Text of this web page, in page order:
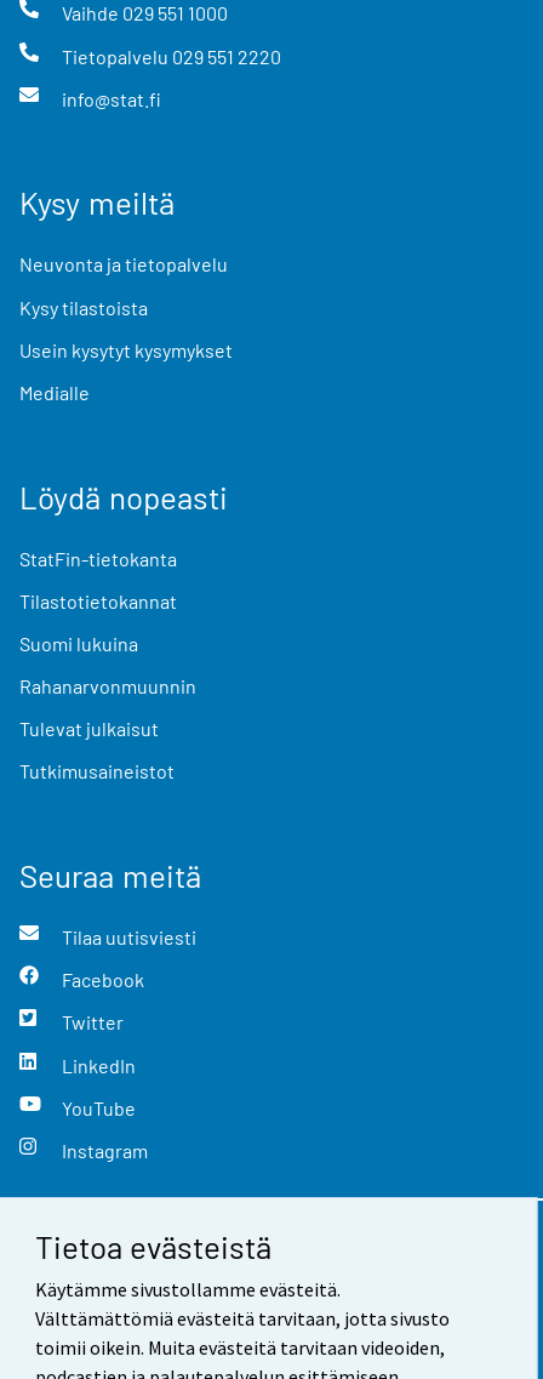
Tietoa evästeistä
Käytämme sivustollamme evästeitä.
Välttämättömiä evästeitä tarvitaan, jotta sivusto
toimii oikein. Muita evästeitä tarvitaan videoiden,
Vaihde 029 551 1000
Tietopalvelu 029 551 2220
info@stat.fi
Kysy meiltä
Neuvonta ja tietopalvelu
Kysy tilastoista
Usein kysytyt kysymykset
Medialle
Löydä nopeasti
StatFin-tietokanta
Tilastotietokannat
Suomi lukuina
Rahanarvonmuunnin
Tulevat julkaisut
Tutkimusaineistot
Seuraa meitä
Tilaa uutisviesti
Facebook
Twitter
LinkedIn
YouTube
Instagram
Yhteystiedot
Palaute
Käyttöehdot